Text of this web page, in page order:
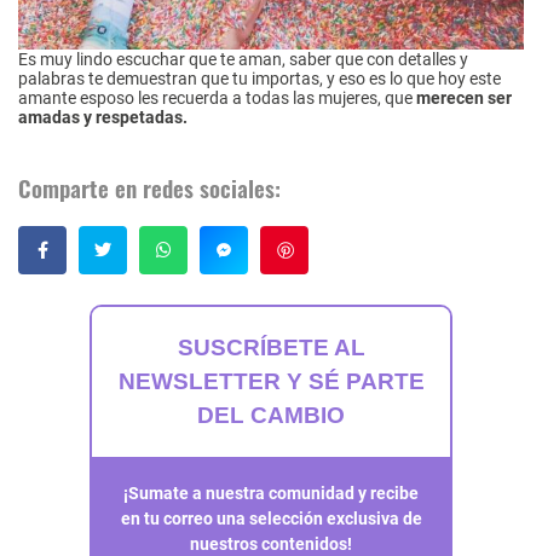
Es muy lindo escuchar que te aman, saber que con detalles y
palabras te demuestran que tu importas, y eso es lo que hoy este
amante esposo les recuerda a todas las mujeres, quemerecen ser
amadas y respetadas.
Comparte en redes sociales:
SUSCRÍBETE AL
NEWSLETTER Y SÉ PARTE
DEL CAMBIO
¡Sumate a nuestra comunidad y recibe
en tu correo una selección exclusiva de
nuestros contenidos!